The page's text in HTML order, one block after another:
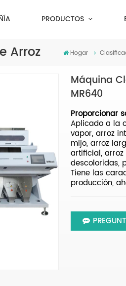
PRODUCTOS
Arroz Hogar
Máquina
MR640
Proporcionar
Aplicado a la
vapor, arroz
mijo, arroz
artificial,
descoloridas,
Tiene las
producción,